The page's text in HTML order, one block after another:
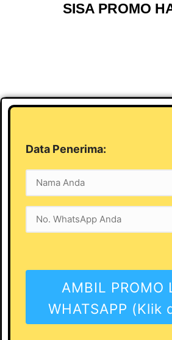
SISA PROMO
Data Penerima:
AMBIL PROMO
WHATSAPP (Klik